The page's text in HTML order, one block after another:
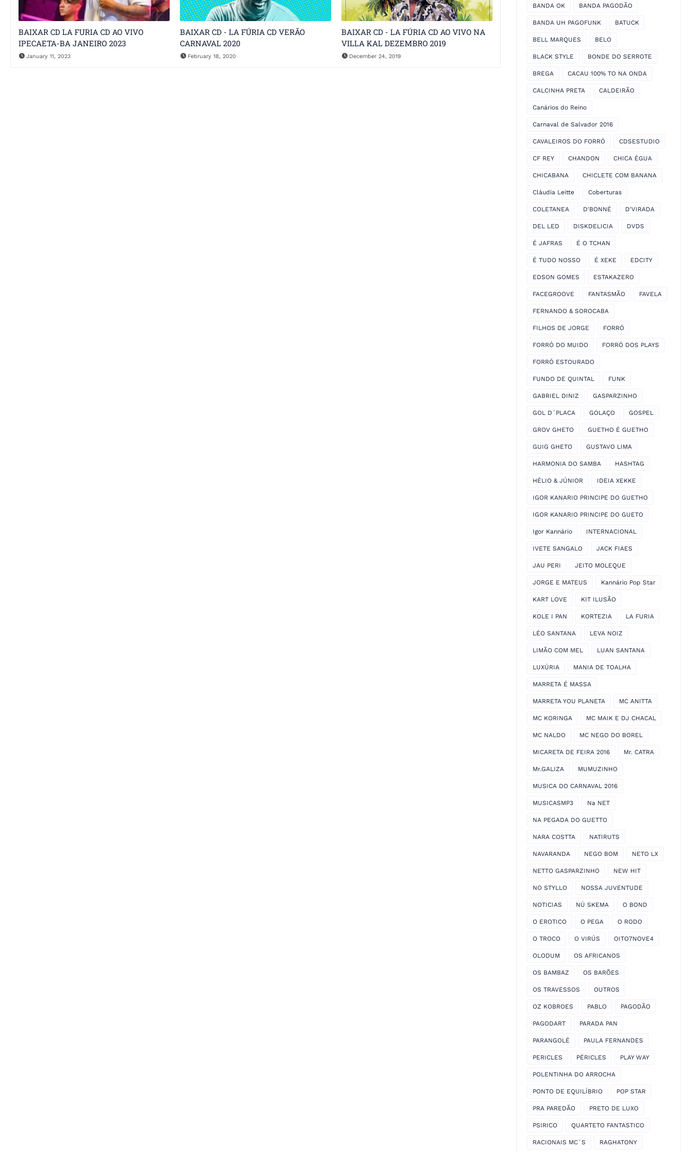
BAIXAR CD LA FURIA CD AO VIVO
IPECAETA-BA JANEIRO 2023
January 11, 2023
BAIXAR CD - LA FÚRIA CD VERÃO
CARNAVAL 2020
February 18, 2020
BAIXAR CD - LA FÚRIA CD AO VIVO NA
VILLA KAL DEZEMBRO 2019
December 24, 2019
BANDA OK BANDA PAGODÃO
BANDA UH PAGOFUNK BATUCK
BELL MARQUES BELO
BLACK STYLE BONDE DO SERROTE
BREGA CACAU 100% TO NA ONDA
CALCINHA PRETA CALDEIRÃO
Canários do Reino
Carnaval de Salvador 2016
CAVALEIROS DO FORRÓ CDSESTUDIO
CF REY CHANDON CHICA ÉGUA
CHICABANA CHICLETE COM BANANA
Cláudia Leitte Coberturas
COLETANEA D'BONNÉ D'VIRADA
DEL LED DISKDELICIA DVDS
É JAFRAS É O TCHAN
É TUDO NOSSO É XEKE EDCITY
EDSON GOMES ESTAKAZERO
FACEGROOVE FANTASMÃO FAVELA
FERNANDO & SOROCABA
FILHOS DE JORGE FORRÓ
FORRÓ DO MUIDO FORRÓ DOS PLAYS
FORRÓ ESTOURADO
FUNDO DE QUINTAL FUNK
GABRIEL DINIZ GASPARZINHO
GOL D´PLACA GOLAÇO GOSPEL
GROV GHETO GUETHO É GUETHO
GUIG GHETO GUSTAVO LIMA
HARMONIA DO SAMBA HASHTAG
HÉLIO & JÚNIOR IDEIA XEKKE
IGOR KANARIO PRINCIPE DO GUETHO
IGOR KANARIO PRINCIPE DO GUETO
Igor Kannário INTERNACIONAL
IVETE SANGALO JACK FIAES
JAU PERI JEITO MOLEQUE
JORGE E MATEUS Kannário Pop Star
KART LOVE KIT ILUSÃO
KOLE I PAN KORTEZIA LA FURIA
LÉO SANTANA LEVA NOIZ
LIMÃO COM MEL LUAN SANTANA
LUXÚRIA MANIA DE TOALHA
MARRETA É MASSA
MARRETA YOU PLANETA MC ANITTA
MC KORINGA MC MAIK E DJ CHACAL
MC NALDO MC NEGO DO BOREL
MICARETA DE FEIRA 2016 Mr. CATRA
Mr.GALIZA MUMUZINHO
MUSICA DO CARNAVAL 2016
MUSICASMP3 Na NET
NA PEGADA DO GUETTO
NARA COSTTA NATIRUTS
NAVARANDA NEGO BOM NETO LX
NETTO GASPARZINHO NEW HIT
NO STYLLO NOSSA JUVENTUDE
NOTICIAS NÚ SKEMA O BOND
O EROTICO O PEGA O RODO
O TROCO O VIRÚS OITO7NOVE4
OLODUM OS AFRICANOS
OS BAMBAZ OS BARÕES
OS TRAVESSOS OUTROS
OZ KOBROES PABLO PAGODÃO
PAGODART PARADA PAN
PARANGOLÉ PAULA FERNANDES
PERICLES PÉRICLES PLAY WAY
POLENTINHA DO ARROCHA
PONTO DE EQUILÍBRIO POP STAR
PRA PAREDÃO PRETO DE LUXO
PSIRICO QUARTETO FANTASTICO
RACIONAIS MC´S RAGHATONY